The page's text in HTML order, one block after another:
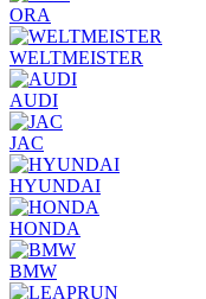
ORA
WELTMEISTER
AUDI
JAC
HYUNDAI
HONDA
BMW